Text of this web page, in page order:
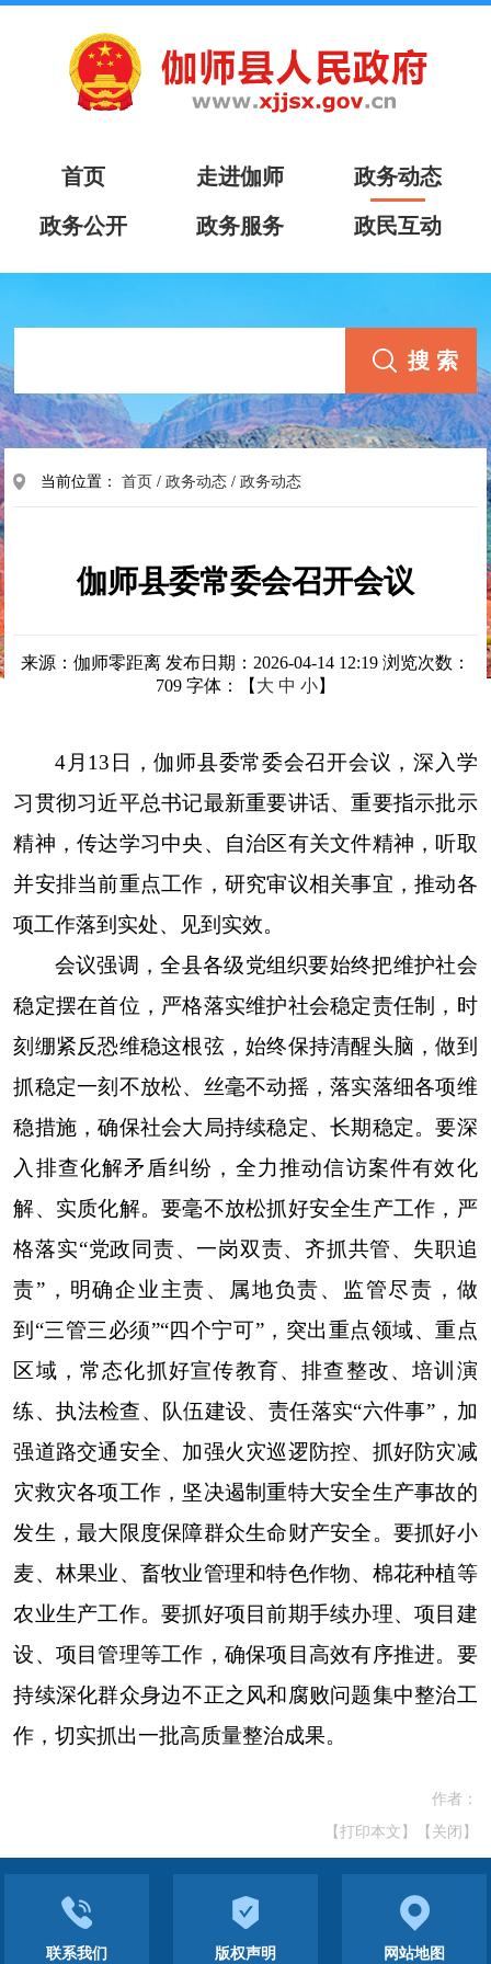
首页 走进伽师 政务动态
政务公开 政务服务 政民互动
当前位置：首页 /政务动态 /政务动态
伽师县委常委会召开会议
来源：伽师零距离 发布日期：2026-04-14 12:19 浏览次数：
709 字体：【 大 中 小】
4月13日，伽师县委常委会召开会议，深入学
习贯彻习近平总书记最新重要讲话、重要指示批示
精神，传达学习中央、自治区有关文件精神，听取
并安排当前重点工作，研究审议相关事宜，推动各
项工作落到实处、见到实效。
会议强调，全县各级党组织要始终把维护社会
稳定摆在首位，严格落实维护社会稳定责任制，时
刻绷紧反恐维稳这根弦，始终保持清醒头脑，做到
抓稳定一刻不放松、丝毫不动摇，落实落细各项维
稳措施，确保社会大局持续稳定、长期稳定。要深
入排查化解矛盾纠纷，全力推动信访案件有效化
解、实质化解。要毫不放松抓好安全生产工作，严
格落实“党政同责、一岗双责、齐抓共管、失职追
责”，明确企业主责、属地负责、监管尽责，做
到“三管三必须”“四个宁可”，突出重点领域、重点
区域，常态化抓好宣传教育、排查整改、培训演
练、执法检查、队伍建设、责任落实“六件事”，加
强道路交通安全、加强火灾巡逻防控、抓好防灾减
灾救灾各项工作，坚决遏制重特大安全生产事故的
发生，最大限度保障群众生命财产安全。要抓好小
麦、林果业、畜牧业管理和特色作物、棉花种植等
农业生产工作。要抓好项目前期手续办理、项目建
设、项目管理等工作，确保项目高效有序推进。要
持续深化群众身边不正之风和腐败问题集中整治工
作，切实抓出一批高质量整治成果。
作者：
【打印本文】
【关闭】
联系我们 版权声明 网站地图